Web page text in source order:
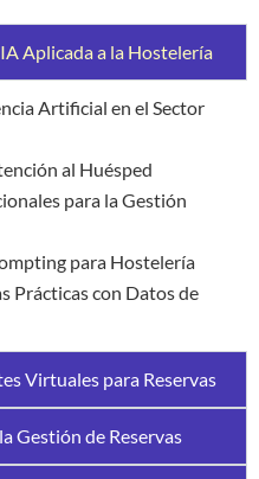
Aplicada a la Hostelería
Artificial en el Sector
al Huésped
para la Gestión
para Hostelería
Prácticas con Datos de
Virtuales para Reservas
Gestión de Reservas